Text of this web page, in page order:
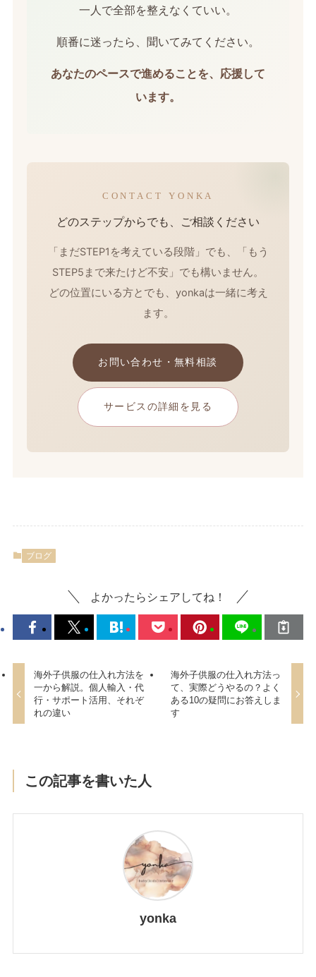
一人で全部を整えなくていい。
順番に迷ったら、聞いてみてください。
あなたのペースで進めることを、応援して
います。
CONTACT YONKA
どのステップからでも、ご相談ください
「まだSTEP1を考えている段階」でも、「もう
STEP5まで来たけど不安」でも構いません。
どの位置にいる方とでも、yonkaは一緒に考え
ます。
お問い合わせ・無料相談
サービスの詳細を見る
ブログ
よかったらシェアしてね！
海外子供服の仕入れ方法を
一から解説。個人輸入・代
行・サポート活用、それぞ
れの違い
海外子供服の仕入れ方法っ
て、実際どうやるの？よく
ある10の疑問にお答えしま
す
この記事を書いた人
yonka